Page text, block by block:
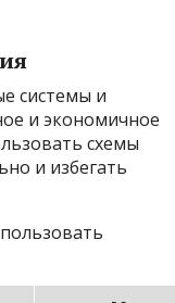
системы и
и экономичное
схемы
и избегать